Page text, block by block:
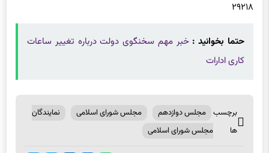
۲۹۲۱۸
حتما بخوانید :خبر مهم سخنگوی دولت درباره تغییر ساعات
کاری ادارات
برچسب
ها
مجلس دوازدهم مجلس شورای اسلامی
نمایندگان
مجلس شورای اسلامی